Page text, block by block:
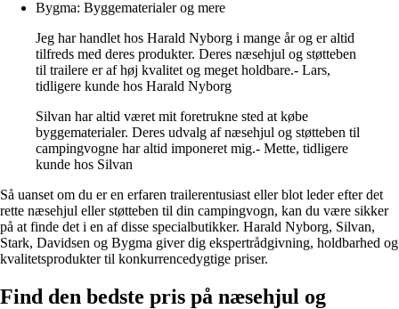
Bygma: Byggematerialer og mere
Jeg har handlet hos Harald Nyborg i mange år og er altid
tilfreds med deres produkter. Deres næsehjul og støtteben
til trailere er af høj kvalitet og meget holdbare.- Lars,
tidligere kunde hos Harald Nyborg
Silvan har altid været mit foretrukne sted at købe
byggematerialer. Deres udvalg af næsehjul og støtteben til
campingvogne har altid imponeret mig.- Mette, tidligere
kunde hos Silvan
Så uanset om du er en erfaren trailerentusiast eller blot leder efter det
rette næsehjul eller støtteben til din campingvogn, kan du være sikker
på at finde det i en af ​​disse specialbutikker. Harald Nyborg, Silvan,
Stark, Davidsen og Bygma giver dig ekspertrådgivning, holdbarhed og
kvalitetsprodukter til konkurrencedygtige priser.
Find den bedste pris på næsehjul og